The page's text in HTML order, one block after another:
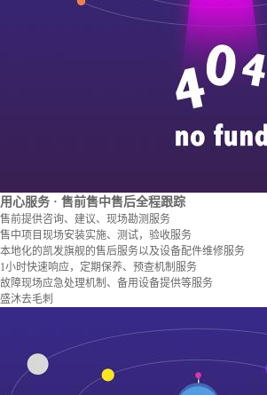
用心服务 · 售前售中售后全程跟踪
售前提供咨询、建议、现场勘测服务
售中项目现场安装实施、测试，验收服务
本地化的凯发旗舰的售后服务以及设备配件维修服务
1小时快速响应，定期保养、预查机制服务
故障现场应急处理机制、备用设备提供等服务
盛沐去毛刺